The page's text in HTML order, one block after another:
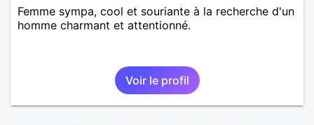
Femme sympa, cool et souriante à la recherche d'un
homme charmant et attentionné.
Voir le profil